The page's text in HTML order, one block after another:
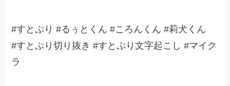
#すとぷり #るぅとくん #ころんくん #莉犬くん
#すとぷり切り抜き #すとぷり文字起こし #マイク
ラ